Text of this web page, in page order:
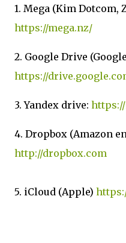
1. Mega (Kim Dotcom,
https://mega.nz/
2. Google Drive
https://
3. Yandex drive:
4. Dropbox (Amazon
http://dropbox.com
5. iCloud (Apple)